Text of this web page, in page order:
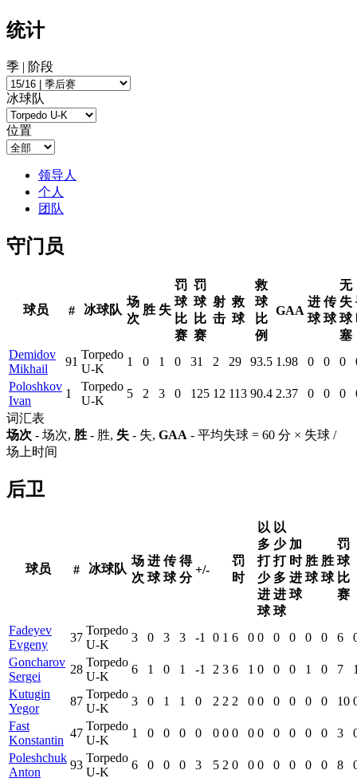
统计
季 | 阶段
冰球队
位置
领导人
个人
团队
守门员
球员 # 冰球队
场
次
胜 失
罚
球
比
赛
罚
球
比
赛
射
击
救
球
救
球
比
例
GAA
进
球
传
球
无
失
球
塞
Demidov
Mikhail
91
Torpedo
U-K
1 0 1 0 31 2 29 93.5 1.98 0 0 0
Poloshkov
Ivan
1
Torpedo
U-K
5 2 3 0 125 12 113 90.4 2.37 0 0 0
词汇表
场次 - 场次, 胜 - 胜, 失 - 失, GAA - 平均失球 = 60 分 × 失球 /
场上时间
后卫
球员 # 冰球队
场
次
进
球
传
球
得
分
+/-
罚
时
以
多
打
少
进
球
以
少
打
多
进
球
加
时
进
球
胜
球
胜
球
罚
球
比
赛
Fadeyev
Evgeny
37
Torpedo
U-K
3 0 3 3 -1 0 1 6 0 0 0 0 0 0 6
Goncharov
Sergei
28
Torpedo
U-K
6 1 0 1 -1 2 3 6 1 0 0 0 1 0 7
Kutugin
Yegor
87
Torpedo
U-K
3 0 1 1 0 2 2 2 0 0 0 0 0 0 10
Fast
Konstantin
47
Torpedo
U-K
1 0 0 0 0 0 0 0 0 0 0 0 0 0 3
Poleshchuk
Anton
93
Torpedo
U-K
6 0 0 0 3 5 2 0 0 0 0 0 0 0 8